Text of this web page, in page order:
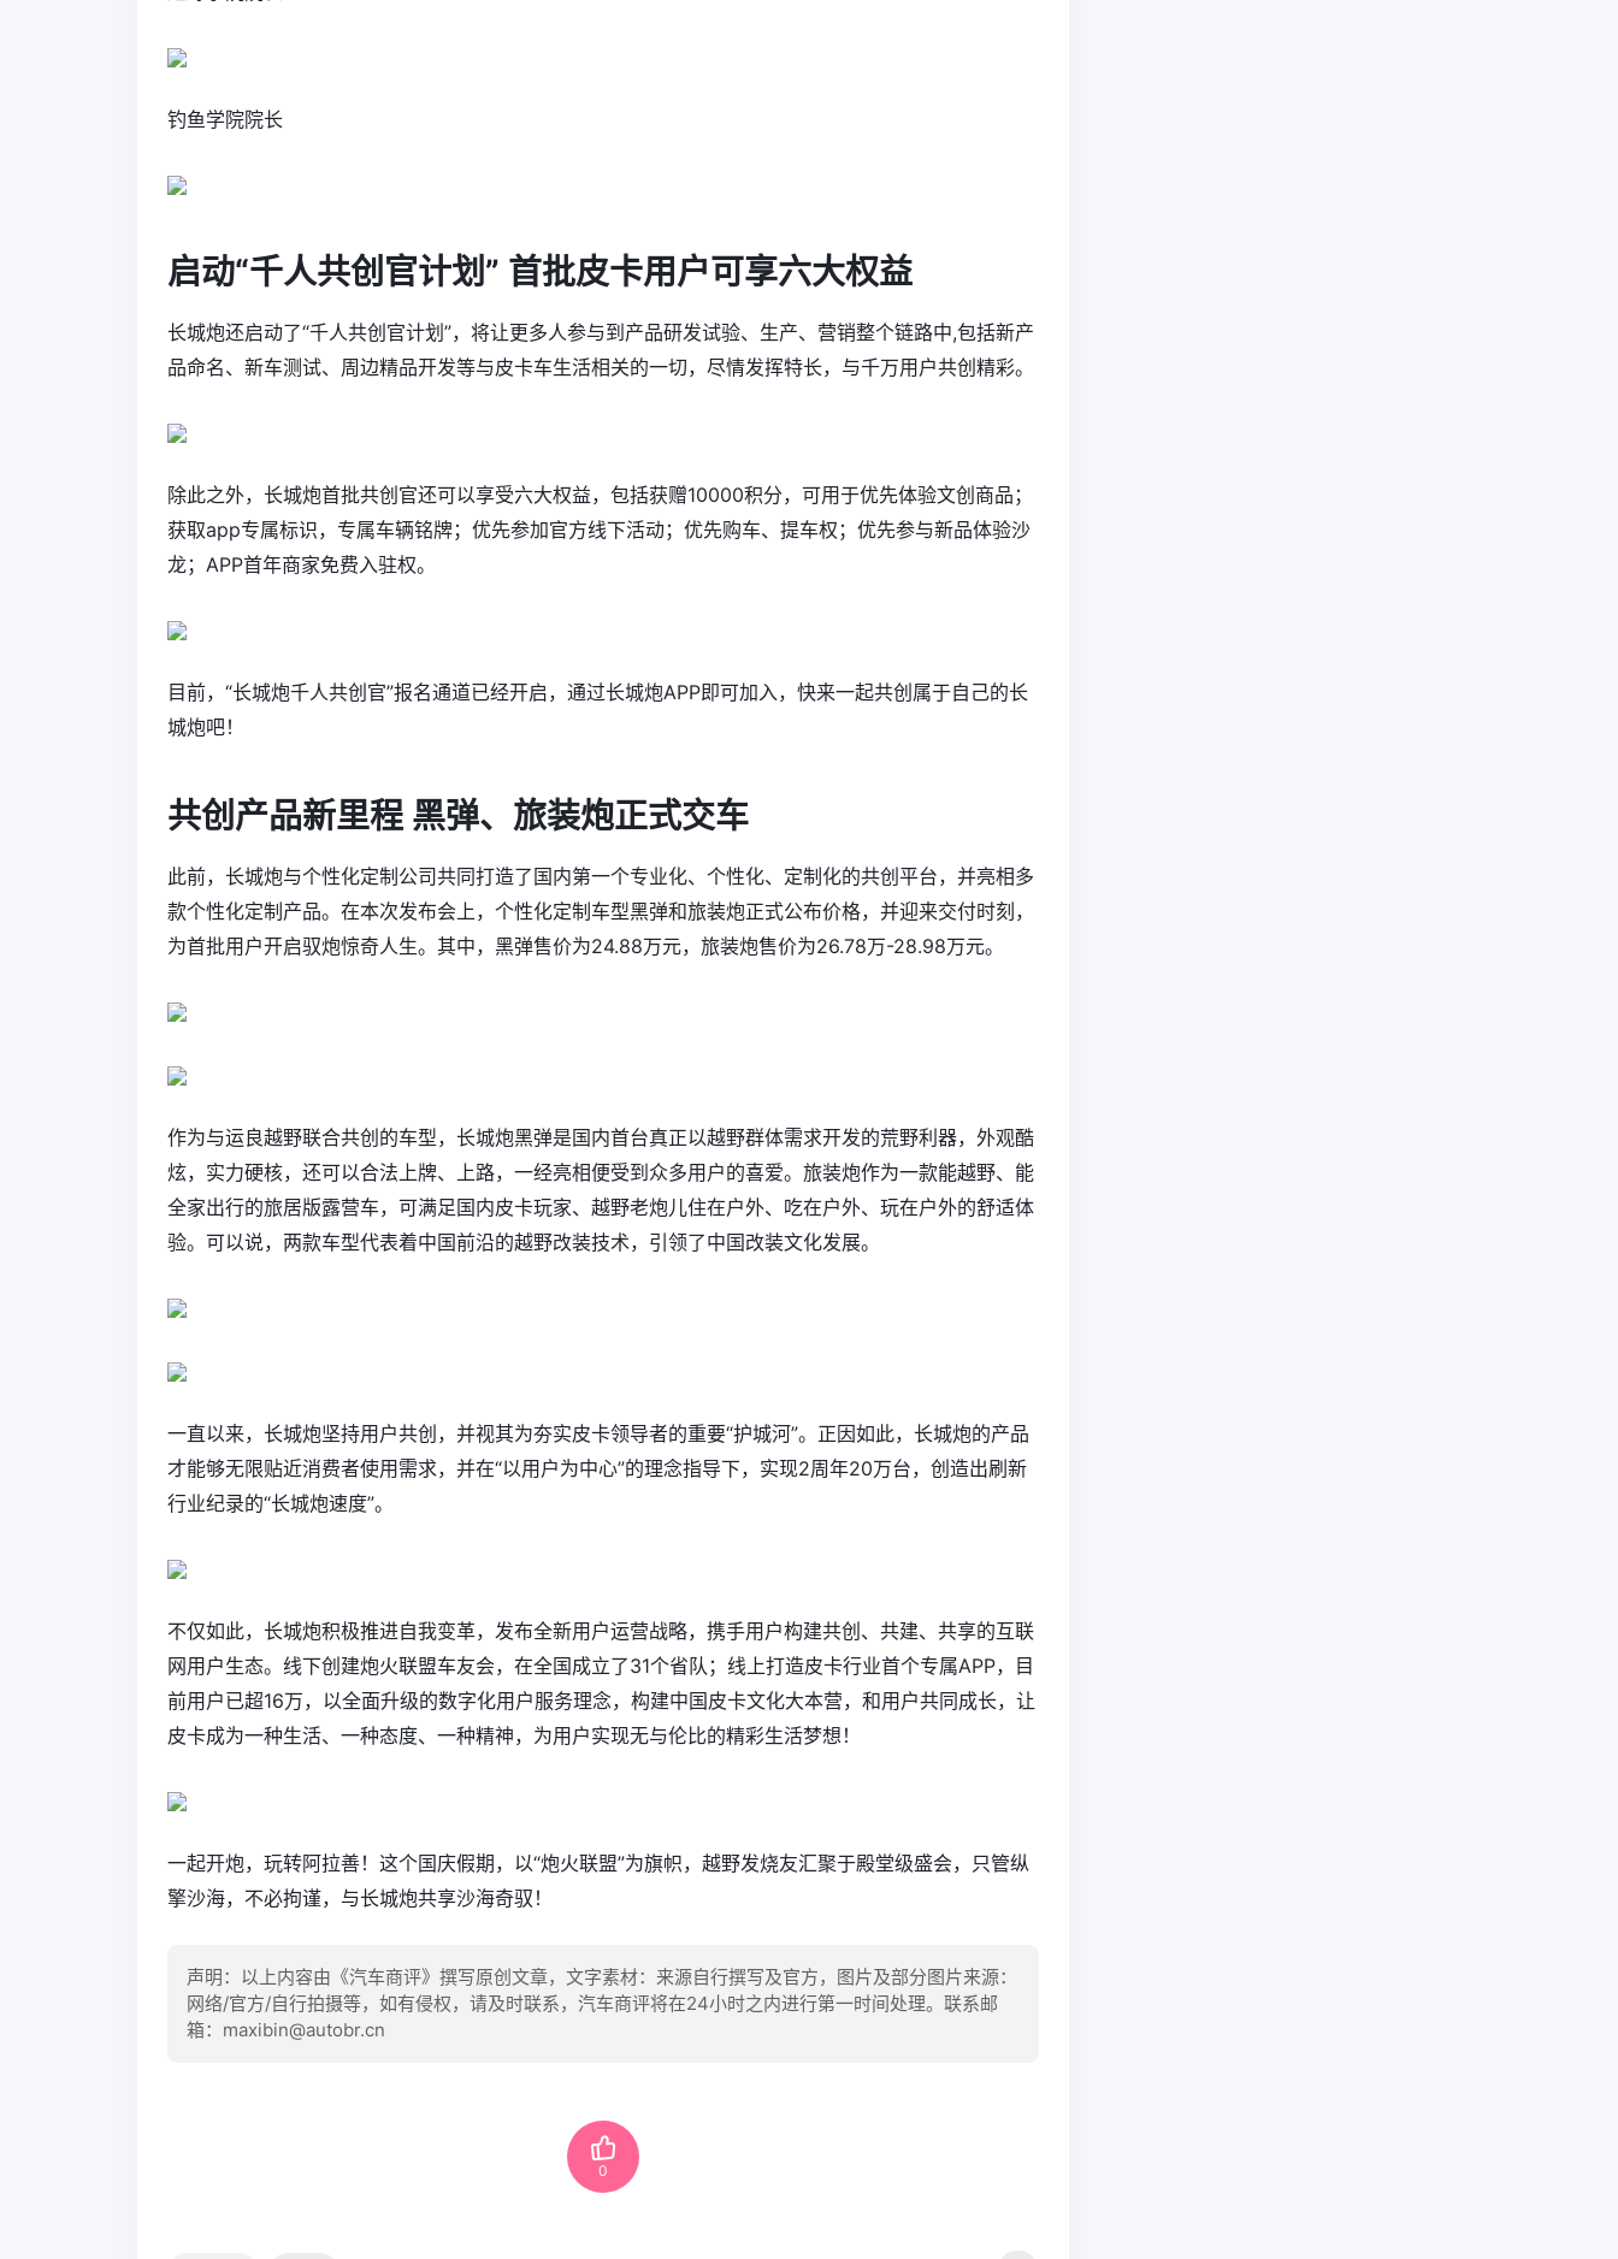
钓鱼学院院长
启动“千人共创官计划” 首批皮卡用户可享六大权益
长城炮还启动了“千人共创官计划”，将让更多人参与到产品研发试验、生产、营销整个链路中,包括新产
品命名、新车测试、周边精品开发等与皮卡车生活相关的一切，尽情发挥特长，与千万用户共创精彩。
除此之外，长城炮首批共创官还可以享受六大权益，包括获赠10000积分，可用于优先体验文创商品；
获取app专属标识，专属车辆铭牌；优先参加官方线下活动；优先购车、提车权；优先参与新品体验沙
龙；APP首年商家免费入驻权。
目前，“长城炮千人共创官”报名通道已经开启，通过长城炮APP即可加入，快来一起共创属于自己的长
城炮吧！
共创产品新里程 黑弹、旅装炮正式交车
此前，长城炮与个性化定制公司共同打造了国内第一个专业化、个性化、定制化的共创平台，并亮相多
款个性化定制产品。在本次发布会上，个性化定制车型黑弹和旅装炮正式公布价格，并迎来交付时刻，
为首批用户开启驭炮惊奇人生。其中，黑弹售价为24.88万元，旅装炮售价为26.78万-28.98万元。
作为与运良越野联合共创的车型，长城炮黑弹是国内首台真正以越野群体需求开发的荒野利器，外观酷
炫，实力硬核，还可以合法上牌、上路，一经亮相便受到众多用户的喜爱。旅装炮作为一款能越野、能
全家出行的旅居版露营车，可满足国内皮卡玩家、越野老炮儿住在户外、吃在户外、玩在户外的舒适体
验。可以说，两款车型代表着中国前沿的越野改装技术，引领了中国改装文化发展。
一直以来，长城炮坚持用户共创，并视其为夯实皮卡领导者的重要“护城河”。正因如此，长城炮的产品
才能够无限贴近消费者使用需求，并在“以用户为中心”的理念指导下，实现2周年20万台，创造出刷新
行业纪录的“长城炮速度”。
不仅如此，长城炮积极推进自我变革，发布全新用户运营战略，携手用户构建共创、共建、共享的互联
网用户生态。线下创建炮火联盟车友会，在全国成立了31个省队；线上打造皮卡行业首个专属APP，目
前用户已超16万，以全面升级的数字化用户服务理念，构建中国皮卡文化大本营，和用户共同成长，让
皮卡成为一种生活、一种态度、一种精神，为用户实现无与伦比的精彩生活梦想！
一起开炮，玩转阿拉善！这个国庆假期，以“炮火联盟”为旗帜，越野发烧友汇聚于殿堂级盛会，只管纵
擎沙海，不必拘谨，与长城炮共享沙海奇驭！
声明：以上内容由《汽车商评》撰写原创文章，文字素材：来源自行撰写及官方，图片及部分图片来源：
网络/官方/自行拍摄等，如有侵权，请及时联系，汽车商评将在24小时之内进行第一时间处理。联系邮
箱：maxibin@autobr.cn
0